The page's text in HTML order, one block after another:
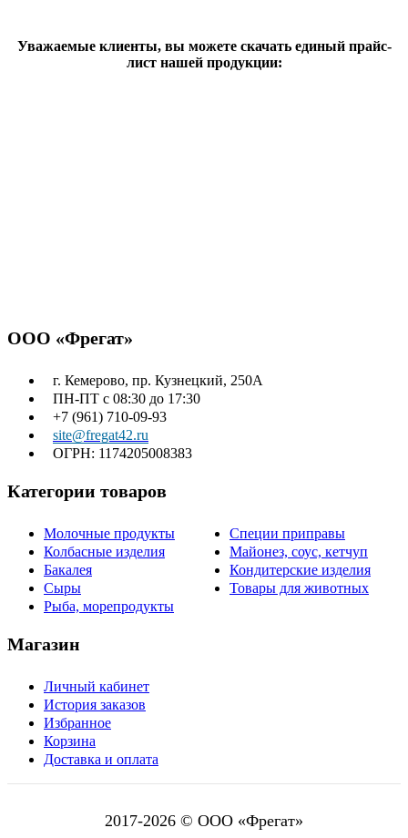
Уважаемые клиенты, вы можете скачать единый прайс-
лист нашей продукции:
ООО «Фрегат»
г. Кемерово, пр. Кузнецкий, 250А
ПН-ПТ с 08:30 до 17:30
+7 (961) 710-09-93
site@fregat42.ru
ОГРН: 1174205008383
Категории товаров
Молочные продукты
Колбасные изделия
Бакалея
Сыры
Рыба, морепродукты
Специи приправы
Майонез, соус, кетчуп
Кондитерские изделия
Товары для животных
Магазин
Личный кабинет
История заказов
Избранное
Корзина
Доставка и оплата
2017-2026 © ООО «Фрегат»